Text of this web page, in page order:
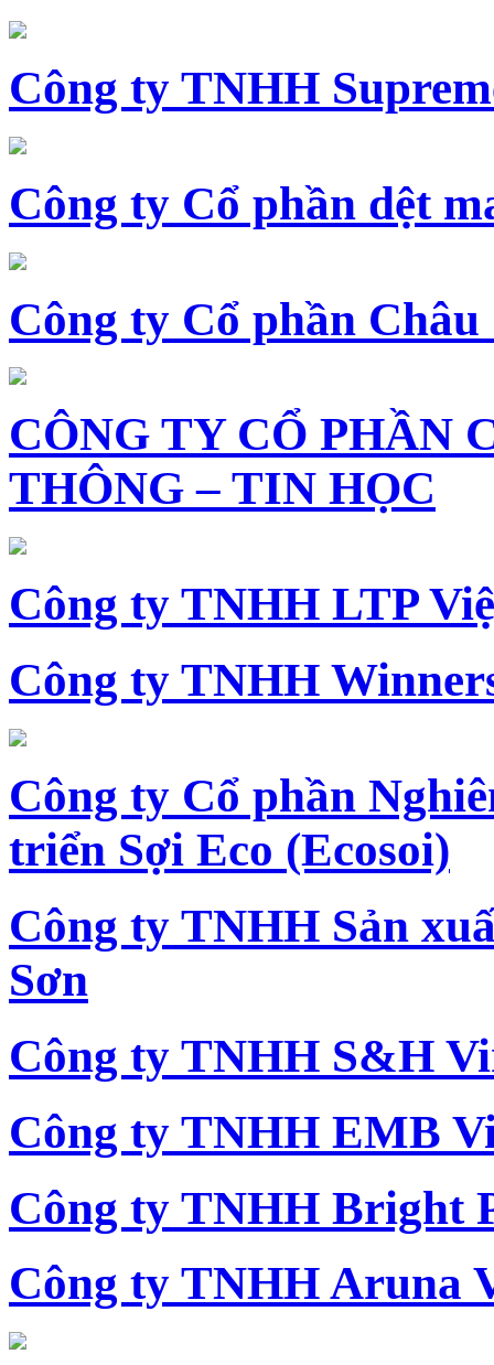
Công ty TNHH
Công ty Cổ phần dệt
Công ty Cổ phần Châu
CÔNG TY CỔ PHẦN
THÔNG – TIN HỌC
Công ty TNHH LTP
Công ty TNHH
Công ty Cổ phần
triển Sợi Eco (Ecosoi)
Công ty TNHH Sản
Sơn
Công ty TNHH S&H
Công ty TNHH EMB
Công ty TNHH Bright
Công ty TNHH Aruna